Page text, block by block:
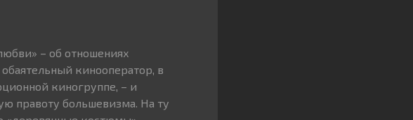
– об отношениях
кинооператор, в
киногруппе, – и
правоту большевизма. На ту